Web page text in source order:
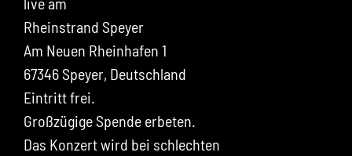
Rheinstrand Speyer
Am Neuen Rheinhafen 1
67346 Speyer, Deutschland
Eintritt frei.
Großzügige Spende erbeten.
Das Konzert wird bei schlechten